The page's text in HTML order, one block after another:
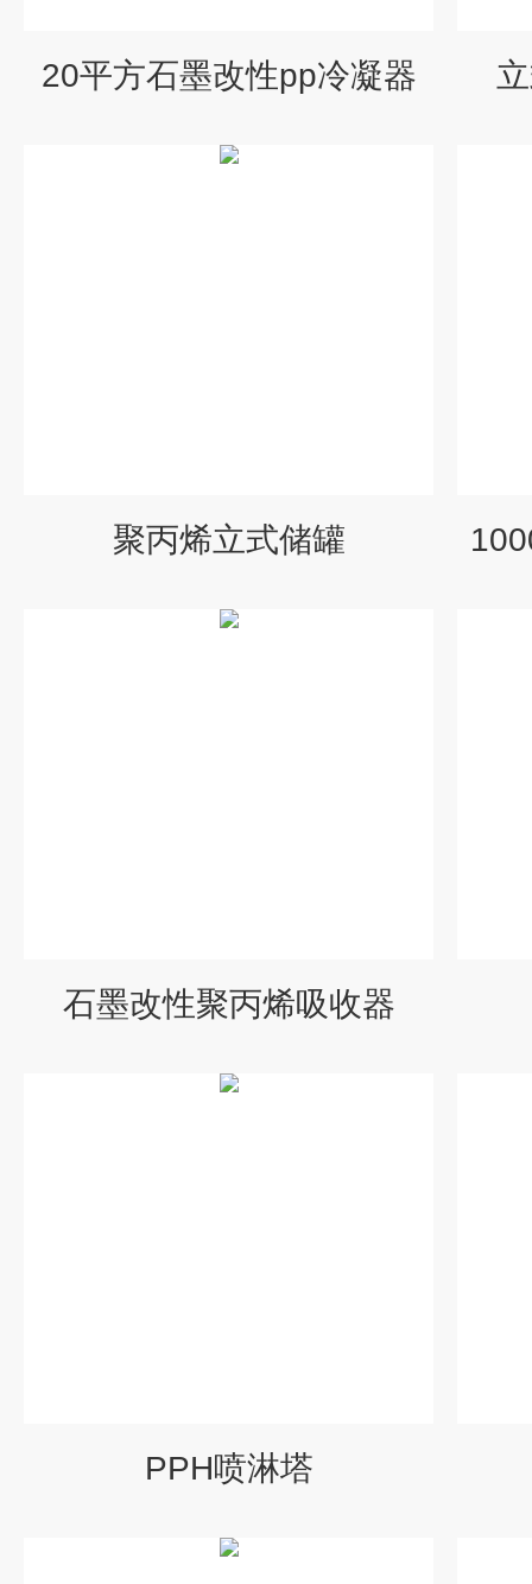
20平方石墨改性pp冷凝器
聚丙烯立式储罐
石墨改性聚丙烯吸收器
PPH喷淋塔